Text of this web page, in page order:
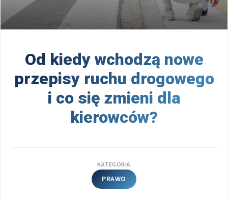
Od kiedy wchodzą nowe
przepisy ruchu drogowego
i co się zmieni dla
kierowców?
KATEGORIA
PRAWO